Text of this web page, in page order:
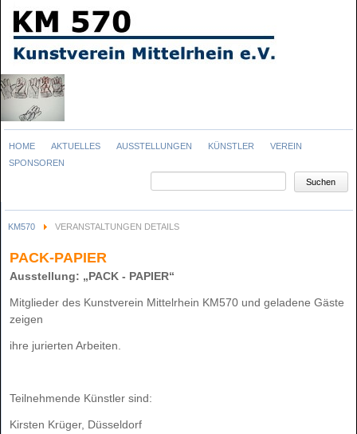
Navigation
überspringen
HOME AKTUELLES AUSSTELLUNGEN KÜNSTLER
VEREIN
SPONSOREN
Suchen
KM570 VERANSTALTUNGEN DETAILS
PACK-PAPIER
Ausstellung: „PACK - PAPIER“
Mitglieder des Kunstverein Mittelrhein KM570 und geladene Gäste
zeigen
ihre jurierten Arbeiten.
Teilnehmende Künstler sind:
Kirsten Krüger, Düsseldorf